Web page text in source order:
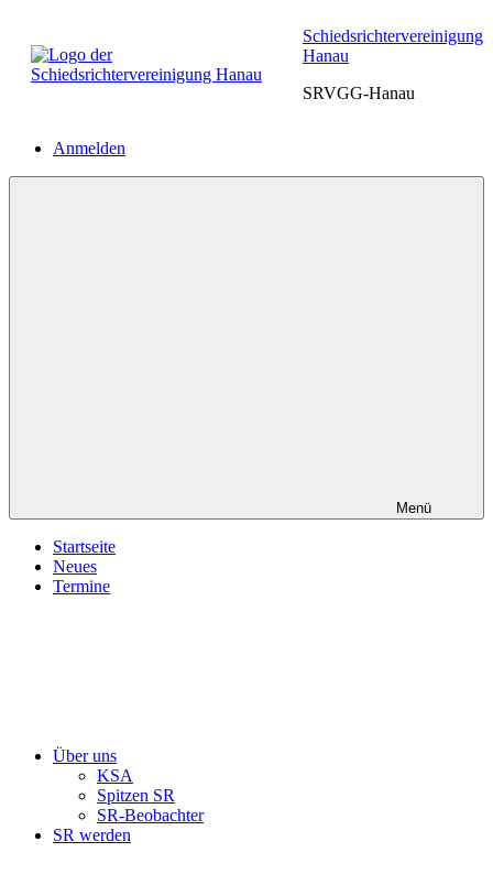
springen
Schiedsrichtervereinigung
Hanau
SRVGG-Hanau
Anmelden
Menü
Startseite
Neues
Termine
Über uns
KSA
Spitzen SR
SR-Beobachter
SR werden